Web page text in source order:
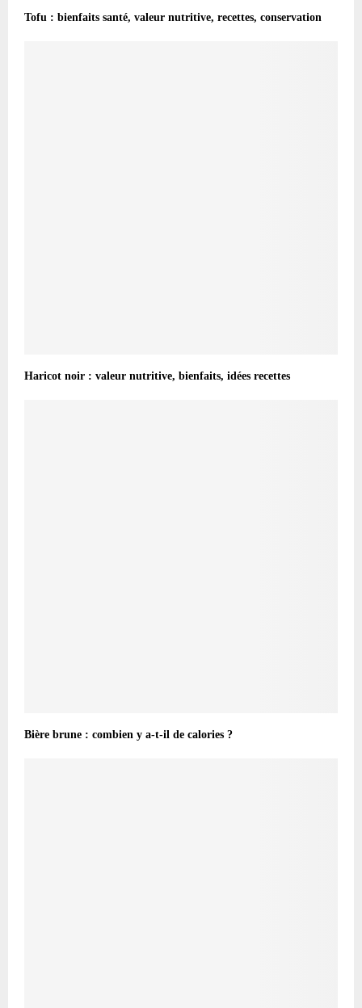
Tofu : bienfaits santé, valeur nutritive, recettes, conservation
Haricot noir : valeur nutritive, bienfaits, idées recettes
Bière brune : combien y a-t-il de calories ?